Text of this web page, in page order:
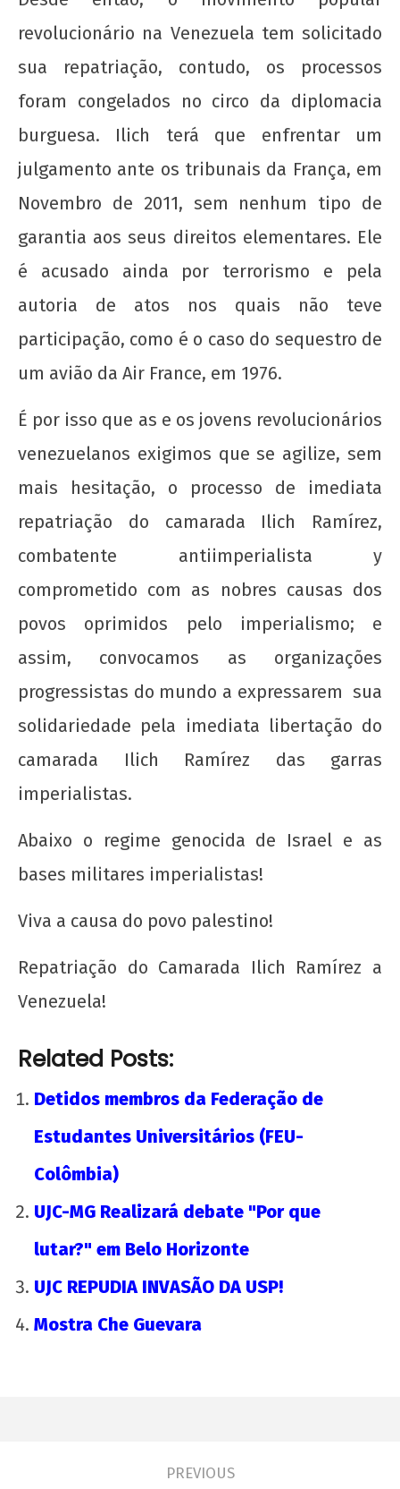
agosto
2012
wp-
admin
socialismo!
22 de
de
wp-
revolucionário na Venezuela tem solicitado
sua repatriação, contudo, os processos
foram congelados no circo da diplomacia
burguesa. Ilich terá que enfrentar um
julgamento ante os tribunais da França, em
Novembro de 2011, sem nenhum tipo de
garantia aos seus direitos elementares. Ele
é acusado ainda por terrorismo e pela
autoria de atos nos quais não teve
participação, como é o caso do sequestro de
um avião da Air France, em 1976.
É por isso que as e os jovens revolucionários
venezuelanos exigimos que se agilize, sem
mais hesitação, o processo de imediata
repatriação do camarada Ilich Ramírez,
combatente antiimperialista y
comprometido com as nobres causas dos
povos oprimidos pelo imperialismo; e
assim, convocamos as organizações
progressistas do mundo a expressarem sua
solidariedade pela imediata libertação do
camarada Ilich Ramírez das garras
imperialistas.
Abaixo o regime genocida de Israel e as
bases militares imperialistas!
Viva a causa do povo palestino!
Repatriação do Camarada Ilich Ramírez a
Venezuela!
Related Posts:
Detidos membros da Federação de
Estudantes Universitários (FEU-
Colômbia)
UJC-MG Realizará debate "Por que
lutar?" em Belo Horizonte
UJC REPUDIA INVASÃO DA USP!
Mostra Che Guevara
PREVIOUS